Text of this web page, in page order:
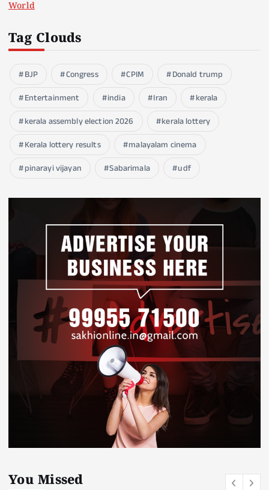
World
Tag Clouds
BJP Congress CPIM
Donald trump
Entertainment
india Iran
kerala
kerala assembly election 2026
kerala lottery
Kerala lottery results
malayalam cinema
pinarayi vijayan
Sabarimala udf
You Missed